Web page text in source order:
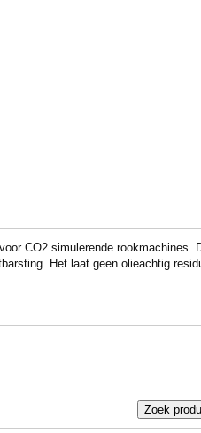
CO2 simulerende rookmachines.
Het laat geen olieachtig